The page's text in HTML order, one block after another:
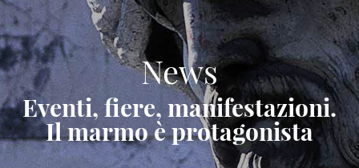
News
Eventi, fiere, manifestazioni.
Il marmo è protagonista